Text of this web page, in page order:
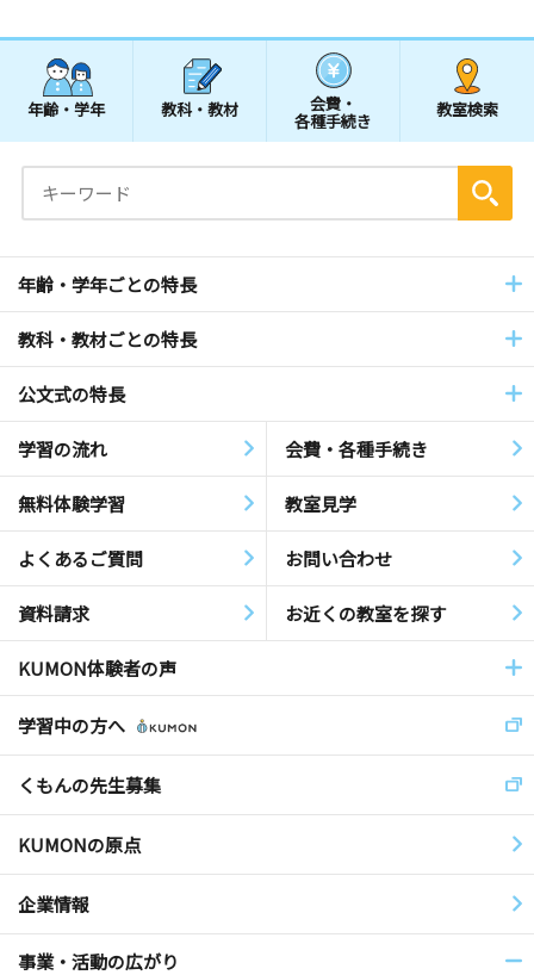
年齢・学年 教科・教材 会費・
各種手続き
教室検索
年齢・学年ごとの特長
教科・教材ごとの特長
公文式の特長
学習の流れ 会費・各種手続き
無料体験学習 教室見学
よくあるご質問 お問い合わせ
資料請求 お近くの教室を探す
KUMON体験者の声
学習中の方へ
くもんの先生募集
KUMONの原点
企業情報
事業・活動の広がり